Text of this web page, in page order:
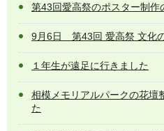
第43回愛高祭のポスター制作
9月6日 第43回 愛高祭 文化
１年生が遠足に行きました
相模メモリアルパークの花壇
た